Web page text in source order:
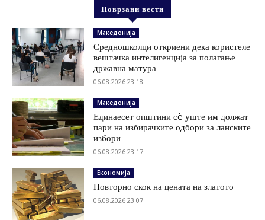
Поврзани вести
Македонија
Средношколци откриени дека користеле
вештачка интелигенција за полагање
државна матура
06.08.2026 23:18
Македонија
Единаесет општини сè уште им должат
пари на избирачките одбори за ланските
избори
06.08.2026 23:17
Економија
Повторно скок на цената на златото
06.08.2026 23:07